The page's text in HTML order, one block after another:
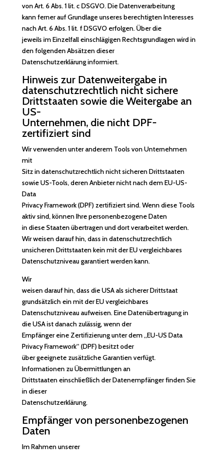
von Art. 6 Abs. 1 lit. c DSGVO. Die Datenverarbeitung
kann ferner auf Grundlage unseres berechtigten Interesses
nach Art. 6 Abs. 1 lit. f DSGVO erfolgen. Über die
jeweils im Einzelfall einschlägigen Rechtsgrundlagen wird in
den folgenden Absätzen dieser
Datenschutzerklärung informiert.
Hinweis zur Datenweitergabe in
datenschutzrechtlich nicht sichere
Drittstaaten sowie die Weitergabe an
US-
Unternehmen, die nicht DPF-
zertifiziert sind
Wir verwenden unter anderem Tools von Unternehmen
mit
Sitz in datenschutzrechtlich nicht sicheren Drittstaaten
sowie US-Tools, deren Anbieter nicht nach dem EU-US-
Data
Privacy Framework (DPF) zertifiziert sind. Wenn diese Tools
aktiv sind, können Ihre personenbezogene Daten
in diese Staaten übertragen und dort verarbeitet werden.
Wir weisen darauf hin, dass in datenschutzrechtlich
unsicheren Drittstaaten kein mit der EU vergleichbares
Datenschutzniveau garantiert werden kann.
Wir
weisen darauf hin, dass die USA als sicherer Drittstaat
grundsätzlich ein mit der EU vergleichbares
Datenschutzniveau aufweisen. Eine Datenübertragung in
die USA ist danach zulässig, wenn der
Empfänger eine Zertifizierung unter dem „EU-US Data
Privacy Framework“ (DPF) besitzt oder
über geeignete zusätzliche Garantien verfügt.
Informationen zu Übermittlungen an
Drittstaaten einschließlich der Datenempfänger finden Sie
in dieser
Datenschutzerklärung.
Empfänger von personenbezogenen
Daten
Im Rahmen unserer